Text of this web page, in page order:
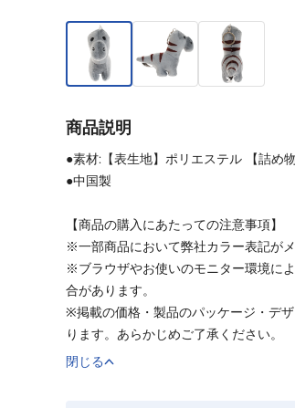
商品説明
●素材:【表生地】ポリエステル 【詰め
●中国製
【商品の購入にあたっての注意事項】
※一部商品において弊社カラー表記が
※ブラウザやお使いのモニター環境に
合があります。
※掲載の価格・製品のパッケージ・デ
ります。あらかじめご了承ください。
閉じる